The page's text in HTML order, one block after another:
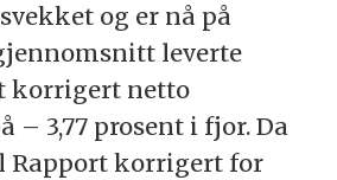
og er nå på
leverte
korrigert netto
– 3,77 prosent i fjor. Da
Rapport korrigert for